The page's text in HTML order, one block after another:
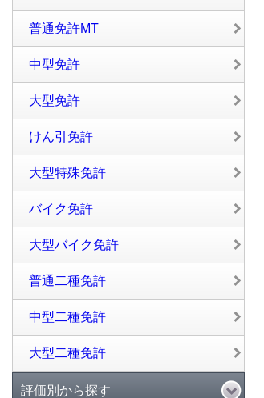
普通免許MT
中型免許
大型免許
けん引免許
大型特殊免許
バイク免許
大型バイク免許
普通二種免許
中型二種免許
大型二種免許
評価別から探す